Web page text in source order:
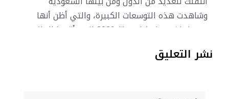
وشاهدت هذه التوسعات الكبيرة، والتي أظن أنها
ستصل لذروتها خلال خطة 2030 التي أقرها الملك
نشر التعليق